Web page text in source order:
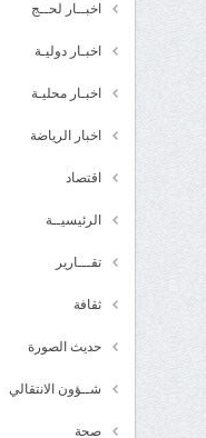
اخبــار لحــج
اخبـار دوليـة
اخبـار محليـة
اخبار الرياضة
اقتصاد
الرئيسيــة
تقـــارير
ثقافة
حديث الصورة
شــؤون الانتقالي
صحة